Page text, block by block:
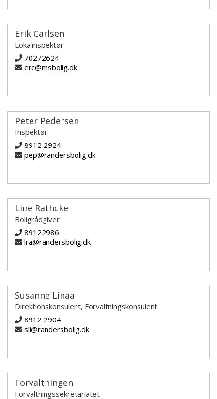
Erik Carlsen
Lokalinspektør
70272624
erc@msbolig.dk
Peter Pedersen
Inspektør
8912 2924
pep@randersbolig.dk
Line Rathcke
Boligrådgiver
89122986
lra@randersbolig.dk
Susanne Linaa
Direktionskonsulent, Forvaltningskonsulent
8912 2904
sli@randersbolig.dk
Forvaltningen
Forvaltningssekretariatet